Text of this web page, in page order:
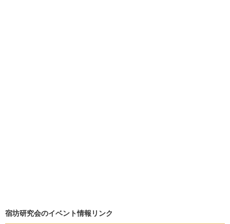
宿坊研究会のイベント情報リンク